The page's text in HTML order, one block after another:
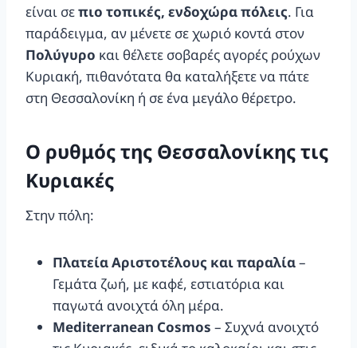
είναι σεπιο τοπικές, ενδοχώρα πόλεις. Για
παράδειγμα, αν μένετε σε χωριό κοντά στον
Πολύγυρο και θέλετε σοβαρές αγορές ρούχων
Κυριακή, πιθανότατα θα καταλήξετε να πάτε
στη Θεσσαλονίκη ή σε ένα μεγάλο θέρετρο.
Ο ρυθμός της Θεσσαλονίκης τις
Κυριακές
Στην πόλη:
Πλατεία Αριστοτέλους και παραλία–
Γεμάτα ζωή, με καφέ, εστιατόρια και
παγωτά ανοιχτά όλη μέρα.
Mediterranean Cosmos – Συχνά ανοιχτό